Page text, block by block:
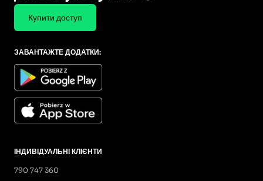
Купити доступ
ІНДИВІДУАЛЬНІ КЛІЄНТИ
790 747 360
ЗАВАНТАЖТЕ ДОДАТКИ: